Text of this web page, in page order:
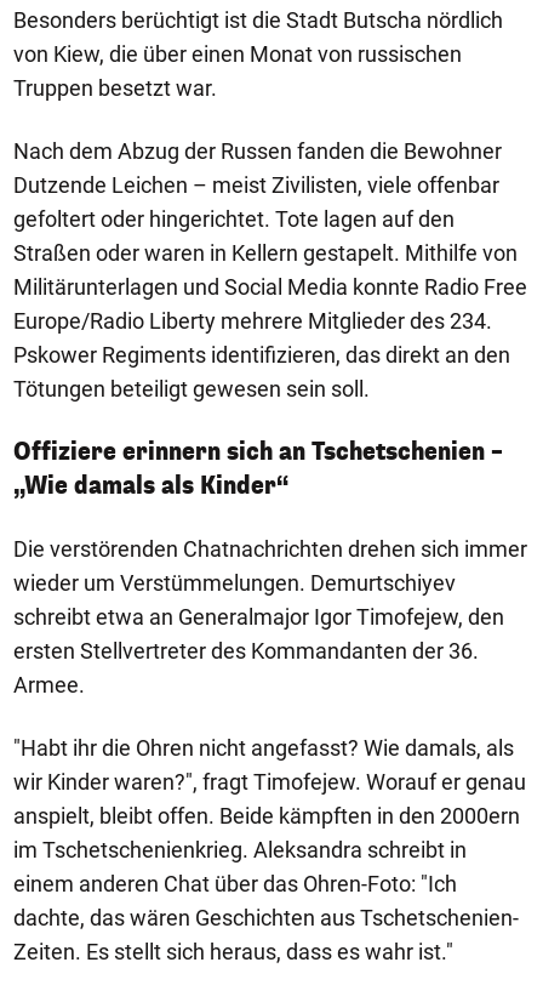
Besonders berüchtigt ist die Stadt Butscha nördlich
von Kiew, die über einen Monat von russischen
Truppen besetzt war.
Nach dem Abzug der Russen fanden die Bewohner
Dutzende Leichen – meist Zivilisten, viele offenbar
gefoltert oder hingerichtet. Tote lagen auf den
Straßen oder waren in Kellern gestapelt. Mithilfe von
Militärunterlagen und Social Media konnte Radio Free
Europe/Radio Liberty mehrere Mitglieder des 234.
Pskower Regiments identifizieren, das direkt an den
Tötungen beteiligt gewesen sein soll.
Offiziere erinnern sich an Tschetschenien –
„Wie damals als Kinder“
Die verstörenden Chatnachrichten drehen sich immer
wieder um Verstümmelungen. Demurtschiyev
schreibt etwa an Generalmajor Igor Timofejew, den
ersten Stellvertreter des Kommandanten der 36.
Armee.
"Habt ihr die Ohren nicht angefasst? Wie damals, als
wir Kinder waren?", fragt Timofejew. Worauf er genau
anspielt, bleibt offen. Beide kämpften in den 2000ern
im Tschetschenienkrieg. Aleksandra schreibt in
einem anderen Chat über das Ohren-Foto: "Ich
dachte, das wären Geschichten aus Tschetschenien-
Zeiten. Es stellt sich heraus, dass es wahr ist."